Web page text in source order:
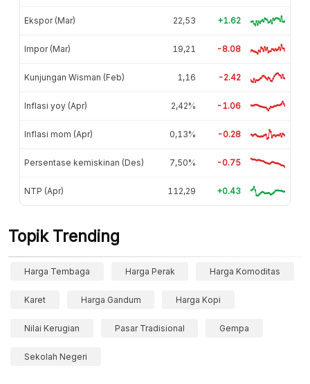
Ekspor (Mar) 22,53 +1.62
Impor (Mar) 19,21 -8.08
Kunjungan Wisman (Feb) 1,16 -2.42
Inflasi yoy (Apr) 2,42% -1.06
Inflasi mom (Apr) 0,13% -0.28
Persentase kemiskinan (Des) 7,50% -0.75
NTP (Apr) 112,29 +0.43
Topik Trending
Harga Tembaga Harga Perak Harga Komoditas
Karet Harga Gandum Harga Kopi
Nilai Kerugian Pasar Tradisional Gempa
Sekolah Negeri